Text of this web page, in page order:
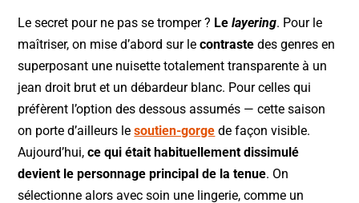
Le secret pour ne pas se tromper ? Lelayering. Pour le
maîtriser, on mise d’abord sur lecontraste des genres en
superposant une nuisette totalement transparente à un
jean droit brut et un débardeur blanc. Pour celles qui
préfèrent l’option des dessous assumés — cette saison
on porte d’ailleurs lesoutien-gorge de façon visible.
Aujourd’hui,ce qui était habituellement dissimulé
devient le personnage principal de la tenue. On
sélectionne alors avec soin une lingerie, comme un